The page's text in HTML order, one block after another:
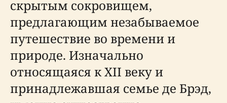
скрытым сокровищем,
предлагающим незабываемое
путешествие во времени и
природе. Изначально
относящаяся к XII веку и
принадлежавшая семье де Брэд,